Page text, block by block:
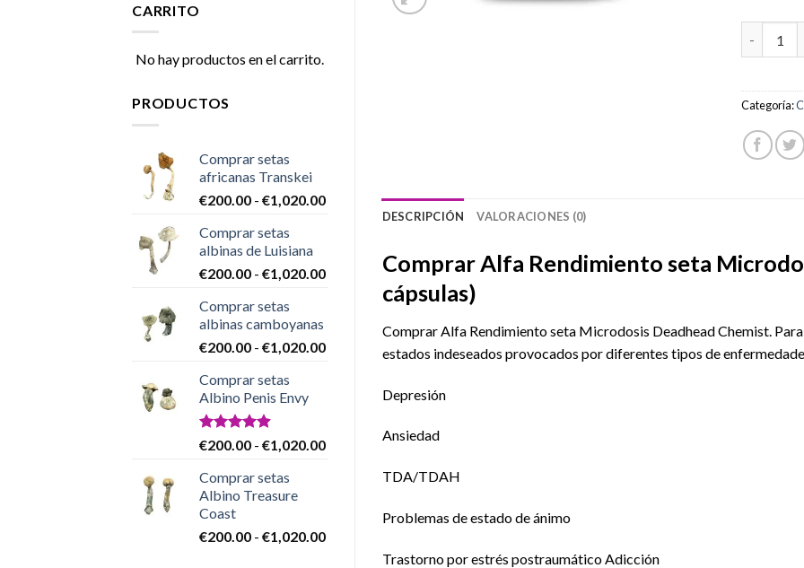
CARRITO
No hay productos en el carrito.
PRODUCTOS
Comprar setas
africanas Transkei
€200.00 - €1,020.00Rango
€200.00
Comprar setas
albinas de Luisiana
€200.00 - €1,020.00Rango
€200.00
Comprar setas
albinas camboyanas
€200.00 - €1,020.00Rango
hasta
Comprar setas
Albino Penis Envy
Valorado
de 5
€200.00 - €1,020.00Rango
hasta
€1,020.00
Comprar setas
Albino Treasure
Coast
€200.00 - €1,020.00Rango
Comprar
Categoría:
DESCRIPCIÓN VALORACIONES (0)
Comprar Alfa Rendimiento seta
cápsulas)
Comprar Alfa Rendimiento seta Microdosis Deadhead Chemist.
estados indeseados provocados por diferentes tipos de
Depresión
Ansiedad
TDA/TDAH
Problemas de estado de ánimo
Trastorno por estrés postraumático Adicción